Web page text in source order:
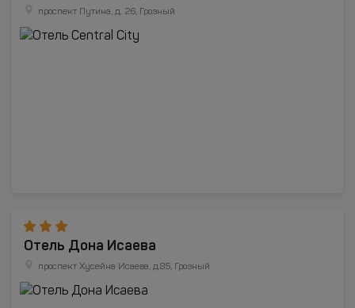
проспект Путина, д. 26, Грозный
Отель Дона Исаева
проспект Хусейна Исаева, д.85, Грозный